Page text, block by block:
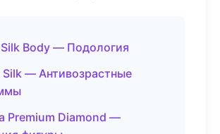
Body — Подология
— Антивозрастные
Premium Diamond —